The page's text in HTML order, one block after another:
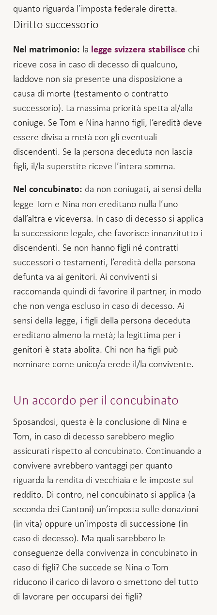
quanto riguarda l’imposta federale diretta.
Diritto successorio
Nel matrimonio: la legge svizzera stabiliscechi
riceve cosa in caso di decesso di qualcuno,
laddove non sia presente una disposizione a
causa di morte (testamento o contratto
successorio). La massima priorità spetta al/alla
coniuge. Se Tom e Nina hanno figli, l’eredità deve
essere divisa a metà con gli eventuali
discendenti. Se la persona deceduta non lascia
figli, il/la superstite riceve l’intera somma.
Nel concubinato: da non coniugati, ai sensi della
legge Tom e Nina non ereditano nulla l’uno
dall’altra e viceversa. In caso di decesso si applica
la successione legale, che favorisce innanzitutto i
discendenti. Se non hanno figli né contratti
successori o testamenti, l’eredità della persona
defunta va ai genitori. Ai conviventi si
raccomanda quindi di favorire il partner, in modo
che non venga escluso in caso di decesso. Ai
sensi della legge, i figli della persona deceduta
ereditano almeno la metà; la legittima per i
genitori è stata abolita. Chi non ha figli può
nominare come unico/a erede il/la convivente.
Un accordo per il concubinato
Sposandosi, questa è la conclusione di Nina e
Tom, in caso di decesso sarebbero meglio
assicurati rispetto al concubinato. Continuando a
convivere avrebbero vantaggi per quanto
riguarda la rendita di vecchiaia e le imposte sul
reddito. Di contro, nel concubinato si applica (a
seconda dei Cantoni) un’imposta sulle donazioni
(in vita) oppure un’imposta di successione (in
caso di decesso). Ma quali sarebbero le
conseguenze della convivenza in concubinato in
caso di figli? Che succede se Nina o Tom
riducono il carico di lavoro o smettono del tutto
di lavorare per occuparsi dei figli?